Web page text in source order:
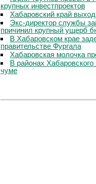
крупных инвестпроектов
Хабаровский край
Экс-директор службы
причинил крупный ущерб
В Хабаровском крае
правительстве Фургала
Хабаровская молочка
В районах
чуме